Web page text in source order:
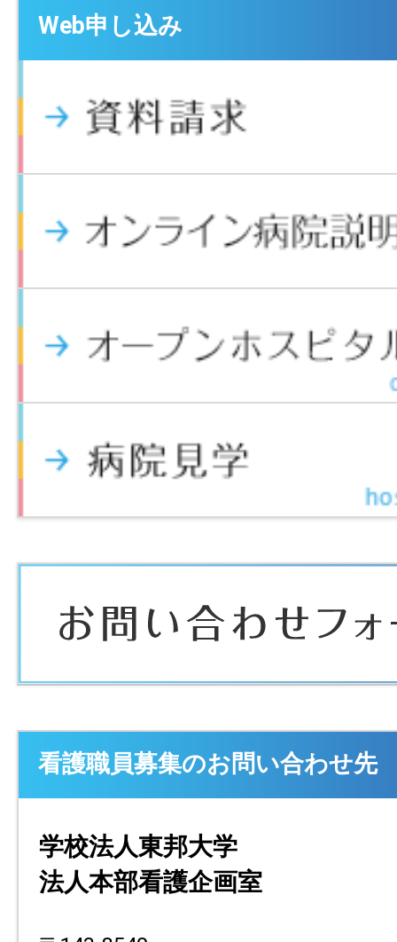
Web申し込み
看護職員募集のお問い合わせ先
学校法人東邦大学
法人本部看護企画室